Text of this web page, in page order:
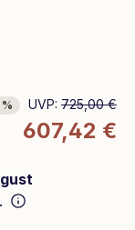
% UVP: 725,00 €
607,42 €